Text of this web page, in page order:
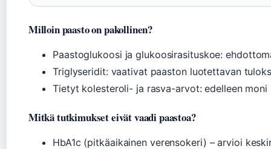
Milloin paasto on pakollinen?
Paastoglukoosi ja glukoosirasituskoe:
Triglyseridit: vaativat paaston luotettavan
Tietyt kolesteroli- ja rasva-arvot: edelleen
Mitkä tutkimukset eivät vaadi paastoa?
HbA1c (pitkäaikainen verensokeri) – arvioi